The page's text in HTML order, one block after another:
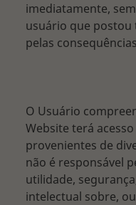
imediatamente,
usuário que postou
pelas
O Usuário
Website terá
provenientes de
não é responsável
utilidade,
intelectual sobre,